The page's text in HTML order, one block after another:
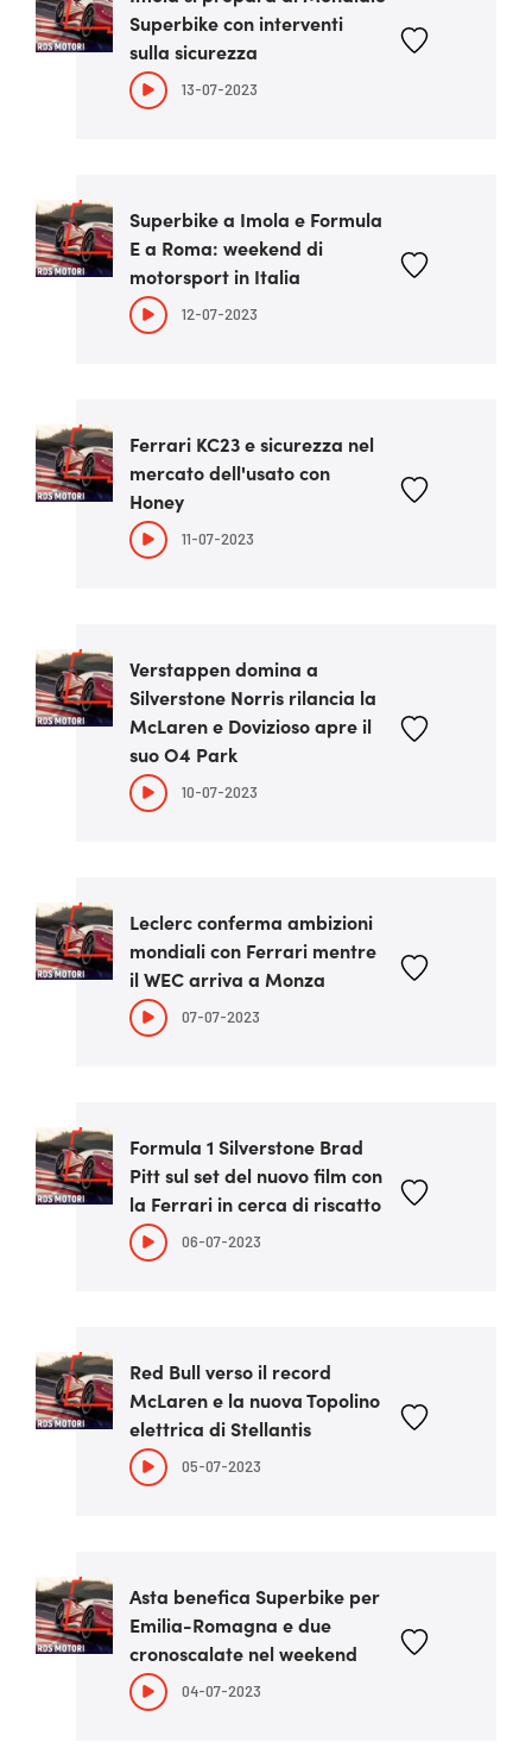
Superbike con interventi
sulla sicurezza
13-07-2023
Superbike a Imola e Formula
E a Roma: weekend di
motorsport in Italia
12-07-2023
Ferrari KC23 e sicurezza nel
mercato dell'usato con
Honey
11-07-2023
Verstappen domina a
Silverstone Norris rilancia la
McLaren e Dovizioso apre il
suo O4 Park
10-07-2023
Leclerc conferma ambizioni
mondiali con Ferrari mentre
il WEC arriva a Monza
07-07-2023
Formula 1 Silverstone Brad
Pitt sul set del nuovo film con
la Ferrari in cerca di riscatto
06-07-2023
Red Bull verso il record
McLaren e la nuova Topolino
elettrica di Stellantis
05-07-2023
Asta benefica Superbike per
Emilia-Romagna e due
cronoscalate nel weekend
04-07-2023